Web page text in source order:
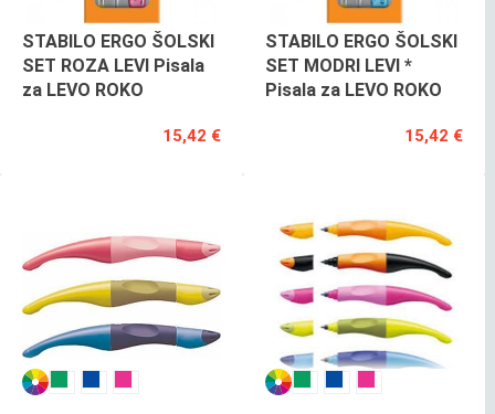
STABILO ERGO ŠOLSKI
SET ROZA LEVI Pisala
za LEVO ROKO
15,42 €
STABILO ERGO ŠOLSKI
SET MODRI LEVI *
Pisala za LEVO ROKO
15,42 €